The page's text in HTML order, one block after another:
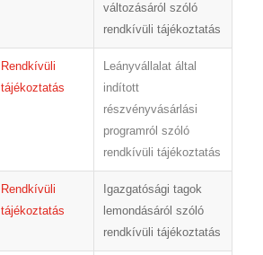
változásáról szóló
rendkívüli tájékoztatás
Rendkívüli
tájékoztatás
Leányvállalat által
indított
részvényvásárlási
programról szóló
rendkívüli tájékoztatás
Rendkívüli
tájékoztatás
Igazgatósági tagok
lemondásáról szóló
rendkívüli tájékoztatás